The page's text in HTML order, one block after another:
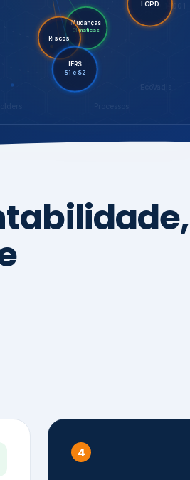
ISO 14001
Mudanças
Climáticas
Riscos
LGPD
IFRS
S1 e S2
4